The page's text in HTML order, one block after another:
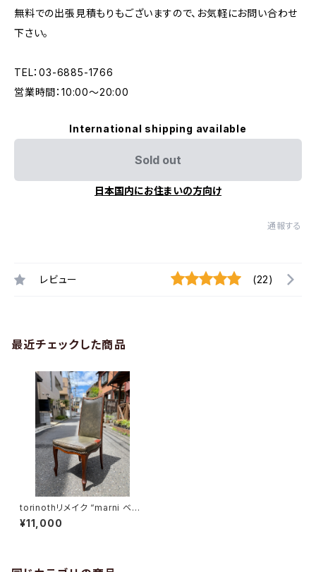
無料での出張見積もりもございますので、お気軽にお問い合わせ
下さい。
TEL：03-6885-1766
営業時間：10:00〜20:00
International shipping available
Sold out
日本国内にお住まいの方向け
通報する
レビュー (22)
最近チェックした商品
torinothリメイク “marni ベル
サイユチェア”
¥11,000